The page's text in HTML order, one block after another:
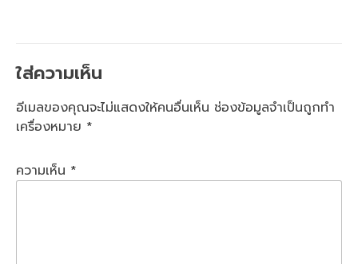
ใส่ความเห็น
อีเมลของคุณจะไม่แสดงให้คนอื่นเห็น ช่องข้อมูลจำเป็นถูกทำ
เครื่องหมาย *
ความเห็น *